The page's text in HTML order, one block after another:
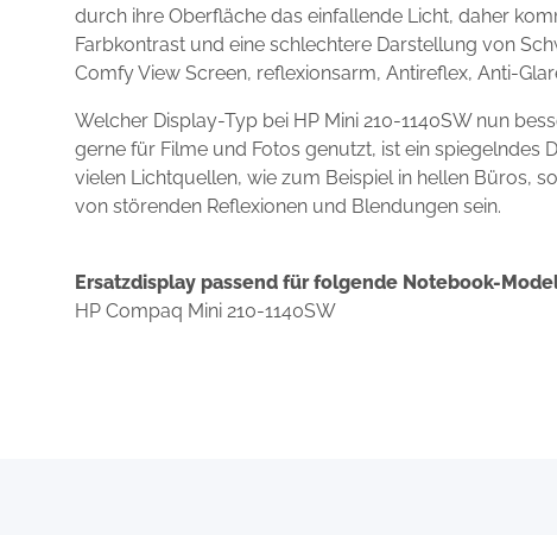
durch ihre Oberfläche das einfallende Licht, daher
Farbkontrast und eine schlechtere Darstellung von
Comfy View Screen, reflexionsarm, Antireflex, Anti-
Welcher Display-Typ bei HP Mini 210-1140SW nun
gerne für Filme und Fotos genutzt, ist ein
vielen Lichtquellen, wie zum Beispiel in hellen Büros,
von störenden Reflexionen und Blendungen sein.
Ersatzdisplay passend für folgende Notebook-
HP Compaq Mini 210-1140SW